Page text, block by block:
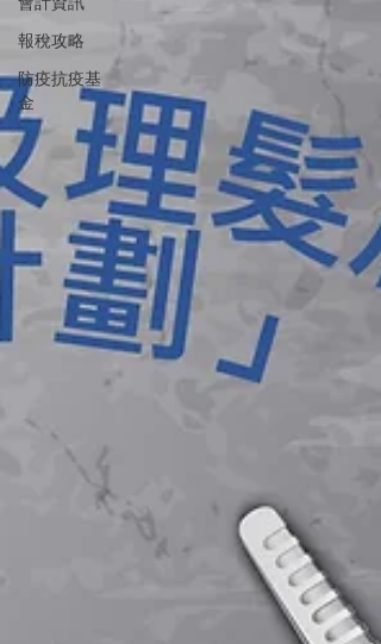
報稅攻略
防疫抗疫基
金